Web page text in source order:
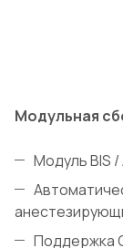
Модульная
Модуль BIS
Поддержка